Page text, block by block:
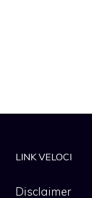
LINK VELOCI
Disclaimer